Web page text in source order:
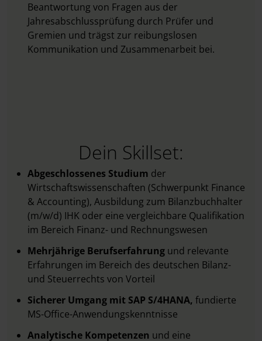
Beantwortung von Fragen aus der
Jahresabschlussprüfung durch Prüfer und
Gremien und trägst zur reibungslosen
Kommunikation und Zusammenarbeit bei.
Dein Skillset:
Abgeschlossenes Studium der
Wirtschaftswissenschaften (Schwerpunkt Finance
& Accounting), Ausbildung zum Bilanzbuchhalter
(m/w/d) IHK oder eine vergleichbare Qualifikation
im Bereich Finanz- und Rechnungswesen
Mehrjährige Berufserfahrung und relevante
Erfahrungen im Bereich des deutschen Bilanz-
und Steuerrechts von Vorteil
Sicherer Umgang mit SAP S/4HANA, fundierte
MS-Office-Anwendungskenntnisse
Analytische Kompetenzen und eine